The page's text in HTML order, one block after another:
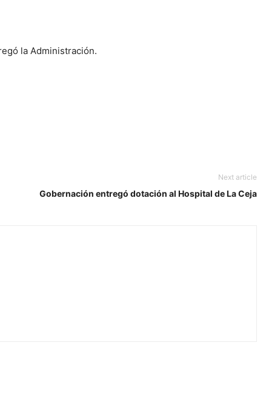
la Administración.
Next article
Gobernación entregó dotación al Hospital de La Ceja